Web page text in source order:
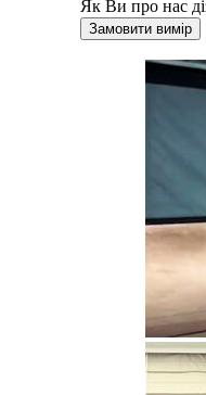
Як Ви про нас
Замовити вимір